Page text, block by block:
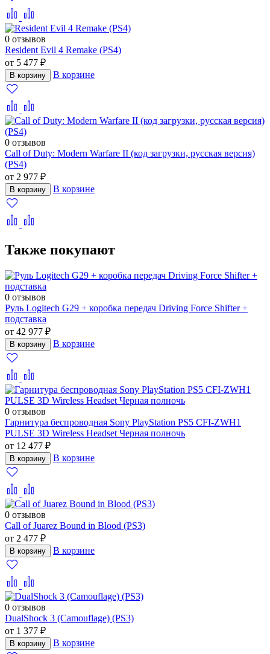
0 отзывов
Resident Evil 4 Remake (PS4)
от 5 477 ₽
В корзину В корзине
0 отзывов
Call of Duty: Modern Warfare II (код загрузки, русская версия)
(PS4)
от 2 977 ₽
В корзину В корзине
Также покупают
0 отзывов
Руль Logitech G29 + коробка передач Driving Force Shifter +
подставка
от 42 977 ₽
В корзину В корзине
0 отзывов
Гарнитура беспроводная Sony PlayStation PS5 CFI-ZWH1
PULSE 3D Wireless Headset Черная полночь
от 12 477 ₽
В корзину В корзине
0 отзывов
Call of Juarez Bound in Blood (PS3)
от 2 477 ₽
В корзину В корзине
0 отзывов
DualShock 3 (Camouflage) (PS3)
от 1 377 ₽
В корзину В корзине